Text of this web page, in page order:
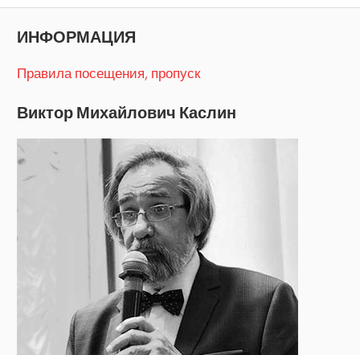
ИНФОРМАЦИЯ
Правила посещения, пропуск
Виктор Михайлович Каслин